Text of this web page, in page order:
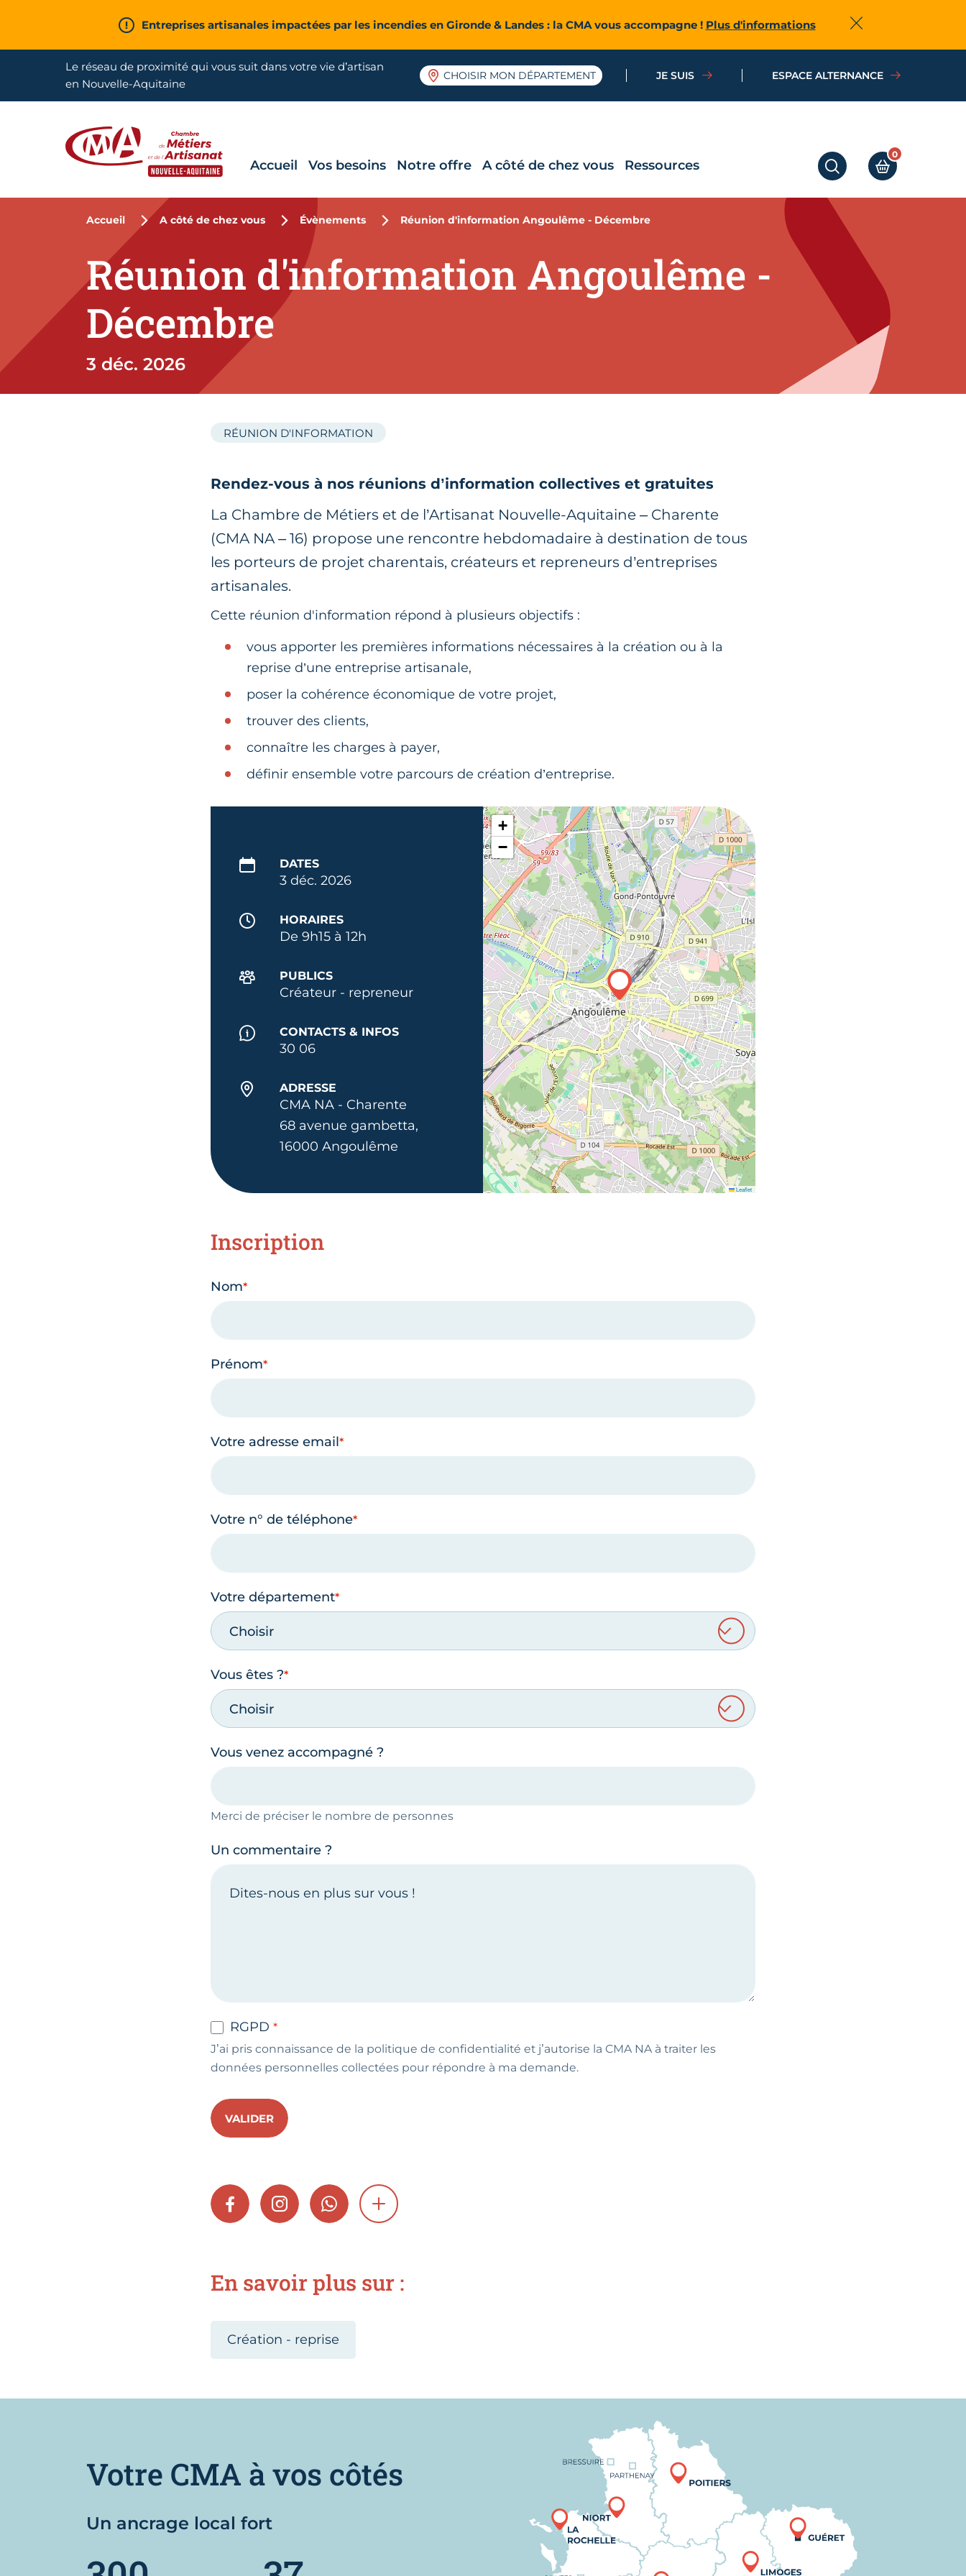
Entreprises artisanales impactées par les incendies en Gironde & Landes : la CMA vous accompagne ! Plus d'informations Fermer
Le réseau de proximité qui vous suit dans votre vie d’artisan
en Nouvelle-Aquitaine
CHOISIR MON DÉPARTEMENT JE SUIS ESPACE ALTERNANCE
RECHERCHERMON PANIER
0
Accueil Vos besoins Notre offre A côté de chez vous Ressources
Accueil A côté de chez vous Évènements Réunion d'information Angoulême - Décembre
Réunion d'information Angoulême -
Décembre
3 déc. 2026
RÉUNION D'INFORMATION
Rendez-vous à nos réunions d’information collectives et gratuites
La Chambre de Métiers et de l’Artisanat Nouvelle-Aquitaine – Charente
(CMA NA – 16) propose une rencontre hebdomadaire à destination de tous
les porteurs de projet charentais, créateurs et repreneurs d’entreprises
artisanales.
Cette réunion d'information répond à plusieurs objectifs :
vous apporter les premières informations nécessaires à la création ou à la
reprise d’une entreprise artisanale,
poser la cohérence économique de votre projet,
trouver des clients,
connaître les charges à payer,
définir ensemble votre parcours de création d’entreprise.
DATES
3 déc. 2026
HORAIRES
De 9h15 à 12h
PUBLICS
Créateur - repreneur
CONTACTS & INFOS
30 06
ADRESSE
CMA NA - Charente
68 avenue gambetta,
16000 Angoulême
+
−
Leaflet
Inscription
Nom
Prénom
Votre adresse email
Votre n° de téléphone
Votre département
Choisir
Vous êtes ?
Choisir
Vous venez accompagné ?
Merci de préciser le nombre de personnes
Un commentaire ?
RGPD
J’ai pris connaissance de la politique de confidentialité et j’autorise la CMA NA à traiter les
données personnelles collectées pour répondre à ma demande.
VALIDER
FACEBOOKINSTAGRAMWHATSAPPSHOW MORE
En savoir plus sur :
Création - reprise
Votre CMA à vos côtés
Un ancrage local fort